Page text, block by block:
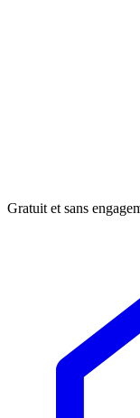
Gratuit et sans